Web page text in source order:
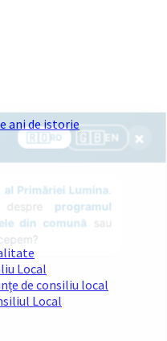
ani de istorie
Local
de consiliu local
Local